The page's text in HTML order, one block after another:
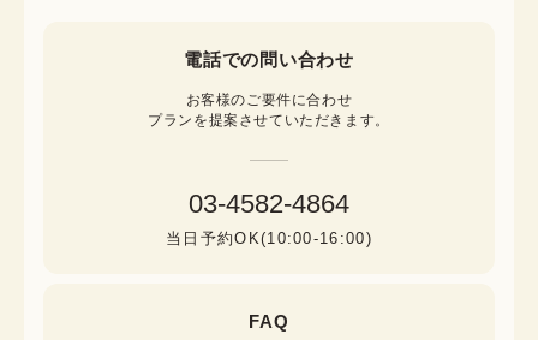
電話での問い合わせ
お客様のご要件に合わせ
プランを提案させていただきます。
03-4582-4864
当日予約OK(10:00-16:00)
FAQ